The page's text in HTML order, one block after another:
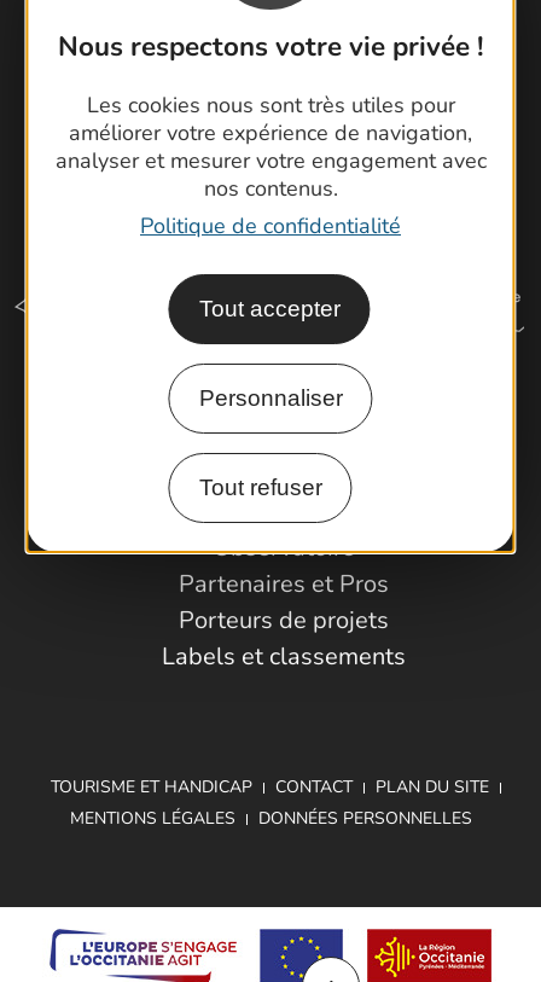
Nous respectons votre vie privée !
Les cookies nous sont très utiles pour
améliorer votre expérience de navigation,
analyser et mesurer votre engagement avec
nos contenus.
Politique de confidentialité
Tout accepter
Personnaliser
Tout refuser
Latitude Gard
Comment venir ?
Espace Pro
Observatoire
Partenaires et Pros
Porteurs de projets
Labels et classements
TOURISME ET HANDICAP CONTACT
PLAN DU SITE
MENTIONS LÉGALES
DONNÉES PERSONNELLES